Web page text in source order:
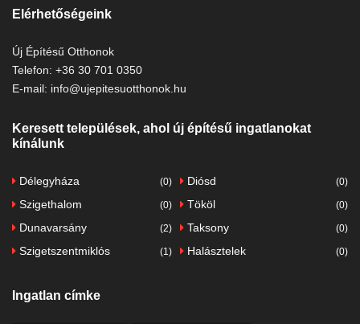
Elérhetőségeink
Új Építésű Otthonok
Telefon: +36 30 701 0350
E-mail: info@ujepitesuotthonok.hu
Keresett települések, ahol új építésű ingatlanokat
kínálunk
Délegyháza (0) Diósd (0)
Szigethalom (0) Tököl (0)
Dunavarsány (2) Taksony (0)
Szigetszentmiklós (1) Halásztelek (0)
Ingatlan címke